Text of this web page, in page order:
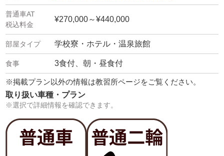
¥270,000～¥440,000
学校寮・ホテル・温泉旅館
3食付、朝・昼食付
※掲載プラン以外の情報は教習所ページをご覧ください。
取り扱い車種・プラン
※選択で詳細情報を確認できます。